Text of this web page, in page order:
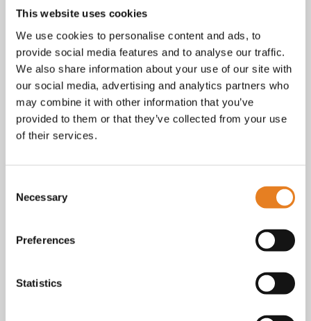
This website uses cookies
We use cookies to personalise content and ads, to
provide social media features and to analyse our traffic.
We also share information about your use of our site with
our social media, advertising and analytics partners who
may combine it with other information that you’ve
provided to them or that they’ve collected from your use
of their services.
Selection
Necessary
Preferences
Statistics
Instagram
E-mail
Telefoon / whatsapp: +31 6 23227983
Bekijk onzeAlgemene voorwaarden . KvK nr.: 18068338.
Lees ook onze
cookie
policy als je benieuwd